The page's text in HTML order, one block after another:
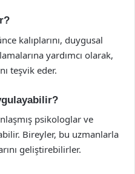
kalıplarını, duygusal
yardımcı olarak,
teşvik eder.
psikologlar ve
Bireyler, bu uzmanlarla
geliştirebilirler.